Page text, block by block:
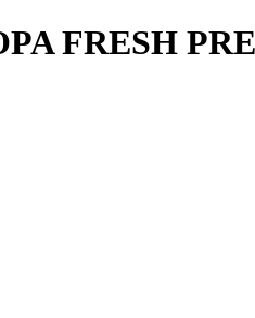
FRESH